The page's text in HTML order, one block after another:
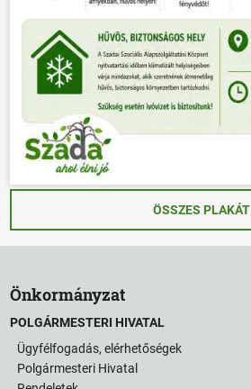
ÖSSZES PLAKÁT
Önkormányzat
POLGÁRMESTERI HIVATAL
Ügyfélfogadás, elérhetőségek
Polgármesteri Hivatal